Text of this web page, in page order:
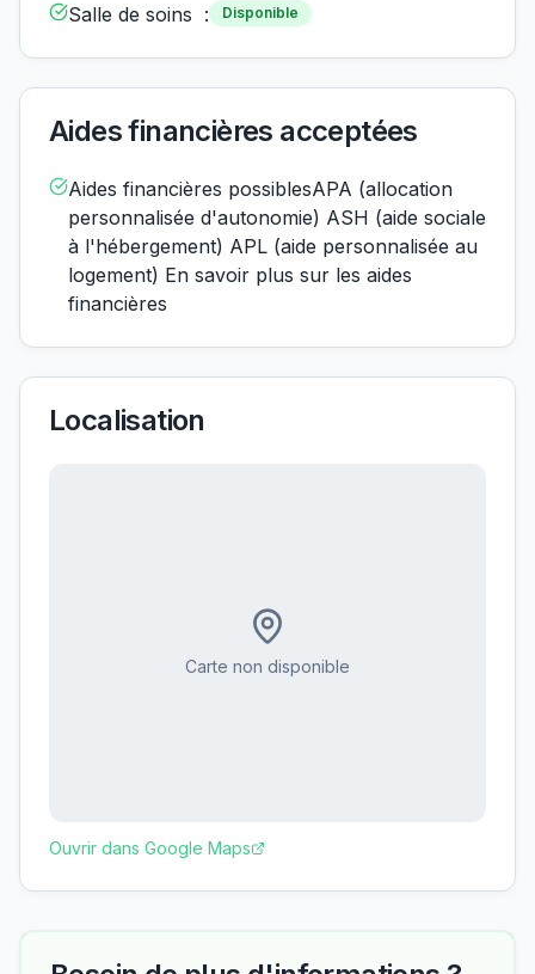
Salle de soins : Disponible
Aides financières acceptées
Aides financières possiblesAPA (allocation
personnalisée d'autonomie) ASH (aide sociale
à l'hébergement) APL (aide personnalisée au
logement) En savoir plus sur les aides
financières
Localisation
Carte non disponible
Ouvrir dans Google Maps